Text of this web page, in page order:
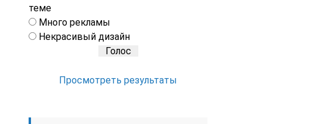
теме
Много рекламы
Некрасивый дизайн
Просмотреть результаты